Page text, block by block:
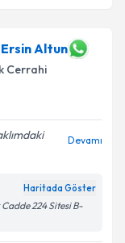
Altun
Cerrahi
Devamı
Haritada Göster
224 Sitesi B-